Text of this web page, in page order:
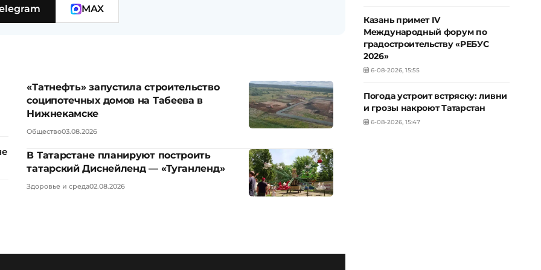
MAX
«Татнефть» запустила строительство
соципотечных домов на Табеева в
Нижнекамске
Общество03.08.2026
В Татарстане планируют построить
татарский Диснейленд — «Туганленд»
Здоровье и среда02.08.2026
Казань примет IV
Международный форум по
градостроительству «РЕБУС
2026»
6-08-2026, 15:55
Погода устроит встряску: ливни
и грозы накроют Татарстан
6-08-2026, 15:47